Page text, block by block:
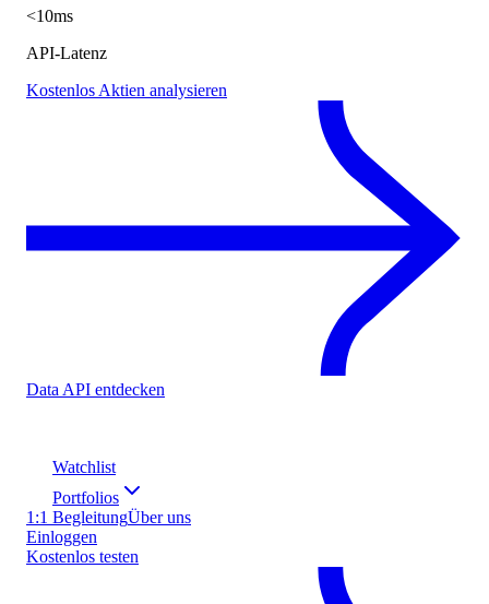
<10ms
API-Latenz
Kostenlos Aktien analysieren
Data API entdecken
Watchlist
Portfolios
1:1 BegleitungÜber uns
Einloggen
Kostenlos testen